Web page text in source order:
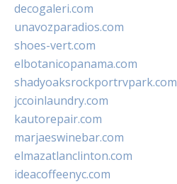
decogaleri.com
unavozparadios.com
shoes-vert.com
elbotanicopanama.com
shadyoaksrockportrvpark.com
jccoinlaundry.com
kautorepair.com
marjaeswinebar.com
elmazatlanclinton.com
ideacoffeenyc.com